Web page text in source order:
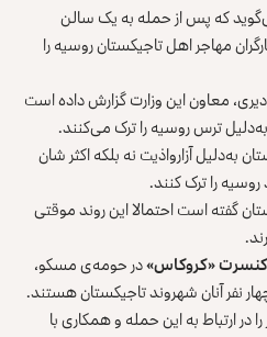
که پس از حمله به یک سالن
مهاجر اهل تاجیکستان روسیه را
معاون این وزارت گزارش داده است
ترس روسیه را ترک می‌کنند.
به‌دلیل آزارواذیت نه بلکه اکثر شان
را ترک کنند.
گفته است احتمالا این روند موقتی
«کروکاس»در حومه‌ی مسکو،
نفر آنان شهروند تاجیکستان هستند.
در ارتباط به این حمله و همکاری با